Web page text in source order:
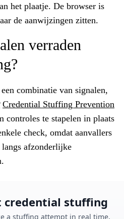
het plaatje. De browser is
de aanwijzingen zitten.
verraden
combinatie van signalen,
Credential Stuffing Prevention
controles te stapelen in plaats
check, omdat aanvallers
afzonderlijke